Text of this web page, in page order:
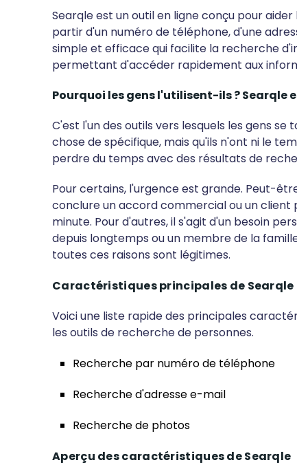
Searqle est un outil en ligne conçu pour
partir d'un numéro de téléphone, d'une
simple et efficace qui facilite la recherche
permettant d'accéder rapidement aux
Pourquoi les gens l'utilisent-ils ? Searqle
C'est l'un des outils vers lesquels les gens
chose de spécifique, mais qu'ils n'ont ni le
perdre du temps avec des résultats de
Pour certains, l'urgence est grande. Peut-
conclure un accord commercial ou un client
minute. Pour d'autres, il s'agit d'un besoin
depuis longtemps ou un membre de la
toutes ces raisons sont légitimes.
Caractéristiques principales de Searqle
Voici une liste rapide des principales
les outils de recherche de personnes.
Recherche par numéro de téléphone
Recherche d'adresse e-mail
Recherche de photos
Aperçu des caractéristiques de Searqle